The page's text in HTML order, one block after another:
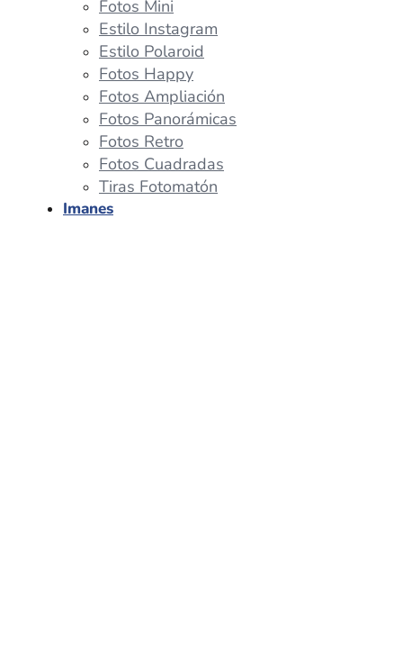
Fotos Mini
Estilo Instagram
Estilo Polaroid
Fotos Happy
Fotos Ampliación
Fotos Panorámicas
Fotos Retro
Fotos Cuadradas
Tiras Fotomatón
Imanes